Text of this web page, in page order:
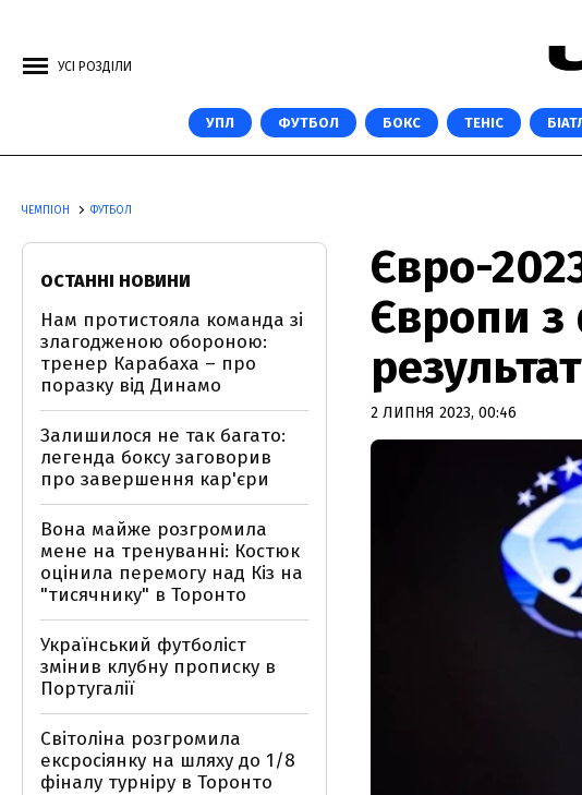
УСІ РОЗДІЛИ
УПЛ ФУТБОЛ БОКС ТЕНІС
ЧЕМПІОН ФУТБОЛ
Євро-
Європи з
2 ЛИПНЯ 2023, 00:46
ОСТАННІ НОВИНИ
Нам протистояла команда зі
злагодженою обороною:
тренер Карабаха – про
поразку від Динамо
Залишилося не так багато:
легенда боксу заговорив
про завершення кар'єри
Вона майже розгромила
мене на тренуванні: Костюк
оцінила перемогу над Кіз на
"тисячнику" в Торонто
Український футболіст
змінив клубну прописку в
Португалії
Світоліна розгромила
ексросіянку на шляху до 1/8
фіналу турніру в Торонто